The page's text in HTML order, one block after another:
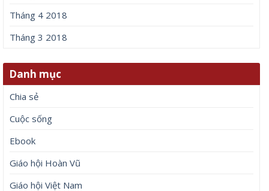
Tháng 4 2018
Tháng 3 2018
Danh mục
Chia sẻ
Cuộc sống
Ebook
Giáo hội Hoàn Vũ
Giáo hội Việt Nam